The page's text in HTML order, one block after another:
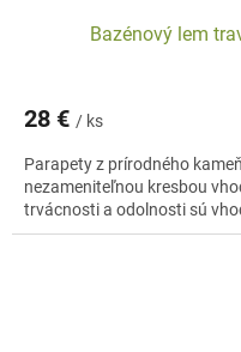
Bazénový lem
28 € / ks
Parapety z prírodného
nezameniteľnou kresbou
trvácnosti a odolnosti sú